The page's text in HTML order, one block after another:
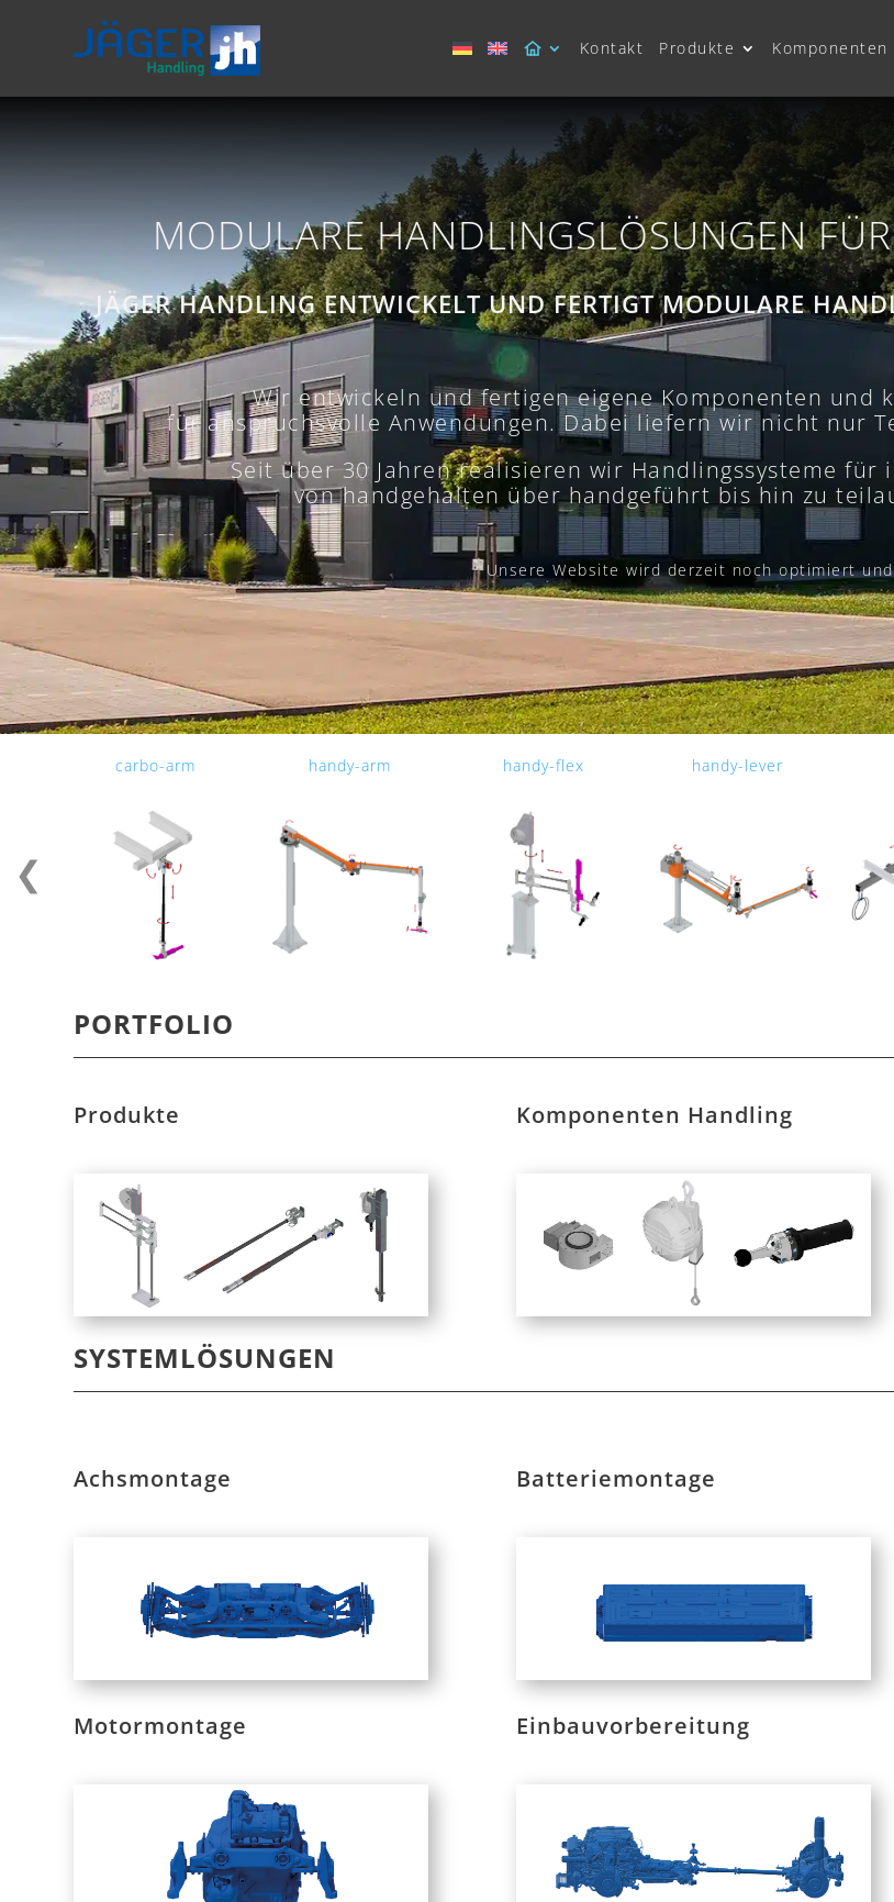
Kontakt Produkte Komponenten
MODULARE HANDLINGSLÖSUNGEN
JÄGER HANDLING ENTWICKELT UND FERTIGT MODULARE
Wir entwickeln und fertigen eigene Komponenten und
für anspruchsvolle Anwendungen. Dabei liefern wir nicht nur
Seit über 30 Jahren realisieren wir Handlingssysteme für
von handgehalten über handgeführt bis hin zu
Unsere Website wird derzeit noch optimiert
carbo-arm handy-arm handy-flex handy-lever
❮
PORTFOLIO
Produkte Komponenten Handling
SYSTEMLÖSUNGEN
Achsmontage Batteriemontage
Motormontage Einbauvorbereitung